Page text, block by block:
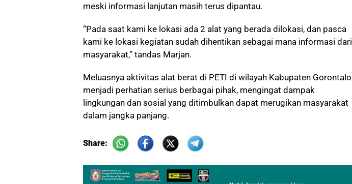
meski informasi lanjutan masih terus dipantau.
“Pada saat kami ke lokasi ada 2 alat yang berada dilokasi, dan pasca
kami ke lokasi kegiatan sudah dihentikan sebagai mana informasi dari
masyarakat,” tandas Marjan.
Meluasnya aktivitas alat berat di PETI di wilayah Kabupaten Gorontalo
menjadi perhatian serius berbagai pihak, mengingat dampak
lingkungan dan sosial yang ditimbulkan dapat merugikan masyarakat
dalam jangka panjang.
Share: